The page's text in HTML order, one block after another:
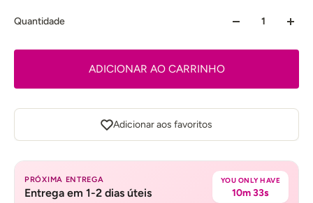
Quantidade
ADICIONAR AO CARRINHO
Adicionar aos favoritos
PRÓXIMA ENTREGA
Entrega em 1-2 dias úteis
YOU ONLY HAVE
10m 33s